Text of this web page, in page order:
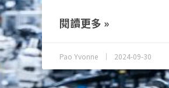
閱讀更多 »
Pao Yvonne 2024-09-30